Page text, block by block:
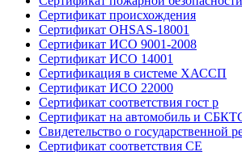
Сертификат происхождения
Сертификат OHSAS-18001
Сертификат ИСО 9001-2008
Сертификат ИСО 14001
Сертификация в системе ХАССП
Сертификат ИСО 22000
Сертификат соответствия гост р
Сертификат на автомобиль и
Свидетельство о государственной
Сертификат соответствия СЕ